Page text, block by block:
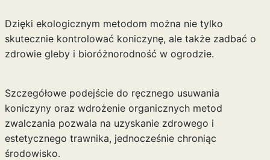
Dzięki ekologicznym metodom można nie tylko
skutecznie kontrolować koniczynę, ale także zadbać o
zdrowie gleby i bioróżnorodność w ogrodzie.
Szczegółowe podejście do ręcznego usuwania
koniczyny oraz wdrożenie organicznych metod
zwalczania pozwala na uzyskanie zdrowego i
estetycznego trawnika, jednocześnie chroniąc
środowisko.